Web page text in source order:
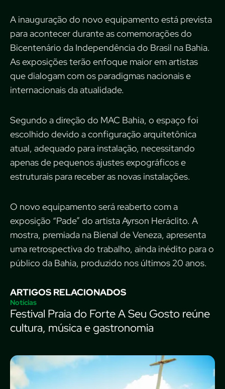
A inauguração do novo equipamento está prevista
para acontecer durante as comemorações do
Bicentenário da Independência do Brasil na Bahia.
As exposições terão enfoque maior em artistas
que dialogam com os paradigmas nacionais e
internacionais da atualidade.
Segundo a direção do MAC Bahia, o espaço foi
escolhido devido a configuração arquitetônica
atual, adequado para instalação, necessitando
apenas de pequenos ajustes expográficos e
estruturais para receber as novas instalações.
O novo equipamento será reaberto com a
exposição “Pade” do artista Ayrson Heráclito. A
mostra, premiada na Bienal de Veneza, apresenta
uma retrospectiva do trabalho, ainda inédito para o
público da Bahia, produzido nos últimos 20 anos.
ARTIGOS RELACIONADOS
Notícias
Festival Praia do Forte A Seu Gosto reúne
cultura, música e gastronomia